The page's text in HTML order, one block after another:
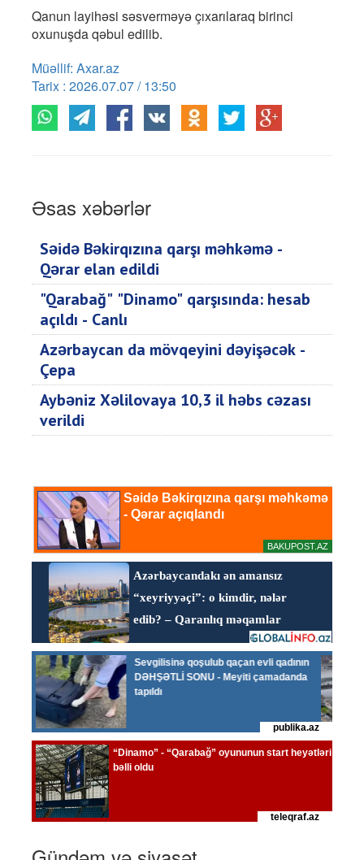
Qanun layihəsi səsverməyə çıxarılaraq birinci
oxunuşda qəbul edilib.
Müəllif: Axar.az
Tarix : 2026.07.07 / 13:50
Əsas xəbərlər
Səidə Bəkirqızına qarşı məhkəmə -
Qərar elan edildi
"Qarabağ" "Dinamo" qarşısında: hesab
açıldı - Canlı
Azərbaycan da mövqeyini dəyişəcək -
Çepa
Aybəniz Xəlilovaya 10,3 il həbs cəzası
verildi